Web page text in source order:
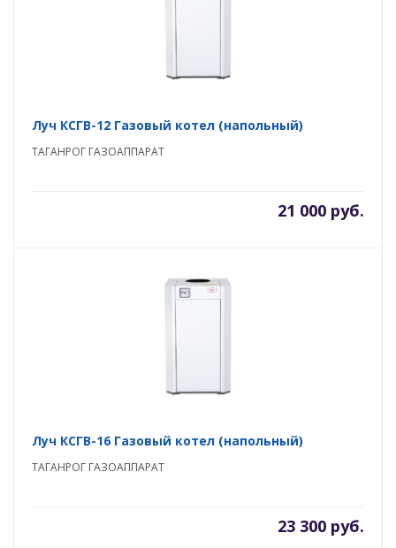
Луч КСГВ-12 Газовый котел (напольный)
ТАГАНРОГ ГАЗОАППАРАТ
21 000 руб.
Луч КСГВ-16 Газовый котел (напольный)
ТАГАНРОГ ГАЗОАППАРАТ
23 300 руб.